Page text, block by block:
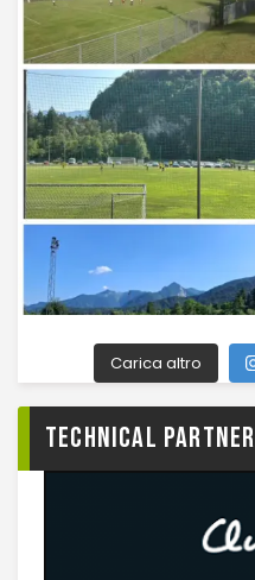
Carica altro
TECHNICAL PARTNER